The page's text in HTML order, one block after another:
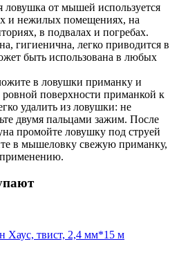
ловушка от мышей используется
и нежилых помещениях, на
в подвалах и погребах.
гигиенична, легко приводится в
быть использована в любых
в ловушки приманку и
поверхности приманкой к
удалить из ловушки: не
двумя пальцами зажим. После
промойте ловушку под струей
в мышеловку свежую приманку,
Хаус, твист, 2,4 мм*15 м